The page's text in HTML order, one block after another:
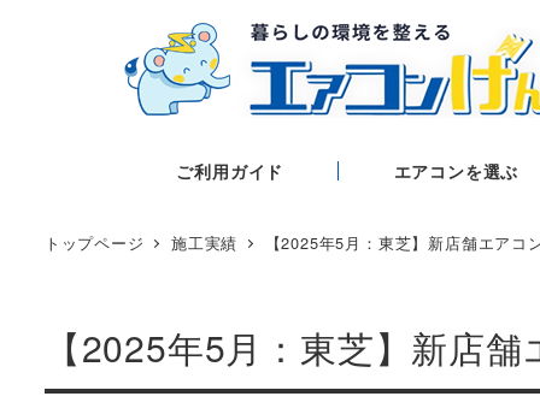
ご利用ガイド エアコンを選ぶ
トップページ 施工実績 【2025年5月：東芝】新店舗エアコ
【2025年5月：東芝】新店